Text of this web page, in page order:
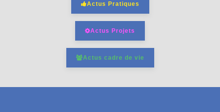
Actus Pratiques
Actus Projets
Actus cadre de vie